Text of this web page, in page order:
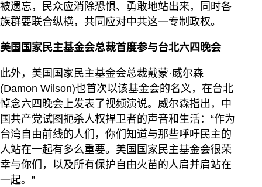
被遗忘，民众应消除恐惧、勇敢地站出来，同时各
族群要联合纵横，共同应对中共这一专制政权。
美国国家民主基金会总裁首度参与台北六四晚会
此外，美国国家民主基金会总裁戴蒙·威尔森
(Damon Wilson)也首次以该基金会的名义，在台北
悼念六四晚会上发表了视频演说。威尔森指出，中
国共产党试图扼杀人权捍卫者的声音和生活：“作为
台湾自由前线的人们，你们知道与那些呼吁民主的
人站在一起有多么重要。美国国家民主基金会很荣
幸与你们，以及所有保护自由火苗的人肩并肩站在
一起。”